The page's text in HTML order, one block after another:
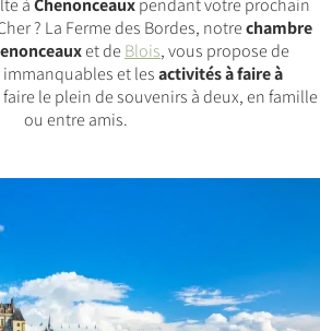
àChenonceauxpendant votre prochain
? La Ferme des Bordes, notrechambre
et deBlois, vous propose de
et lesactivités à faire à
le plein de souvenirs à deux, en famille
ou entre amis.